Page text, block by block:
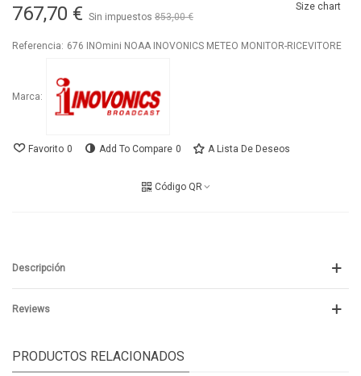
767,70 € Sin impuestos 853,00 €
Size chart
Referencia: 676 INOmini NOAA INOVONICS METEO MONITOR-RICEVITORE
Marca:
Favorito 0 Add To Compare 0 A Lista De Deseos
Código QR
Descripción
Reviews
PRODUCTOS RELACIONADOS